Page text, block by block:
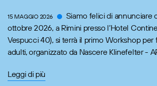
15 MAGGIO 2026
Siamo felici di annunciare
ottobre 2026, a Rimini presso l’Hotel
Vespucci 40), si terrà il primo Workshop per
adulti, organizzato da Nascere Klinefelter -
Leggi di più